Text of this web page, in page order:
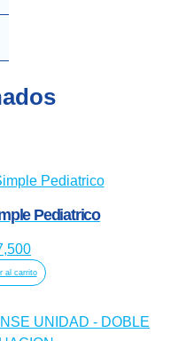
Pediatrico
al carrito